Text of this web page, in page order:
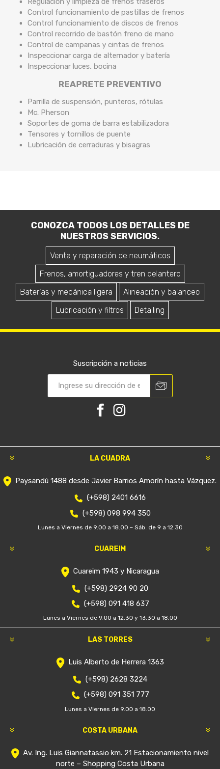
Control funcionamiento de pastillas de frenos
Control funcionamiento de discos de frenos
Control recorrido de bastón freno de mano
Control de campanas y cintas de frenos
Inspeccionar carga de alternador y batería
Inspeccionar luces, bocina
REAPRETE PREVENTIVO
Parrilla de suspensión, punteros, rótulas
Mc. Pherson
Soportes de goma de barra estabilizadora
Tensores y tornillos de puente
Lubricación de cerraduras y bisagras
CONOZCA TODOS LOS DETALLES DE
NUESTROS SERVICIOS.
Venta y reparación de neumáticos
Frenos, amortiguadores y tren delantero
Baterías y mecánica ligera
Alineación y balanceo
Lubricación y filtros
Detailing
Suscripción a noticias
LA CUADRA
Paysandú 1488 desde Javier Barrios Amorín hasta Vázquez.
(+598) 2401 6616
(+598) 098 994 350
Lunes a Viernes de 9.00 a 18.00 – Sáb. de 9 a 12.30
CUAREIM
Cuareim 1943 y Nicaragua
(+598) 2924 90 20
(+598) 091 418 637
Lunes a Viernes de 9.00 a 12.30 y 13.30 a 18.00
LAS TORRES
Luis Alberto de Herrera 1363
(+598) 2628 3224
(+598) 091 351 777
Lunes a Viernes de 9.00 a 18.00
COSTA URBANA
Av. Ing. Luis Giannatassio km. 21 Estacionamiento nivel
norte – Shopping Costa Urbana